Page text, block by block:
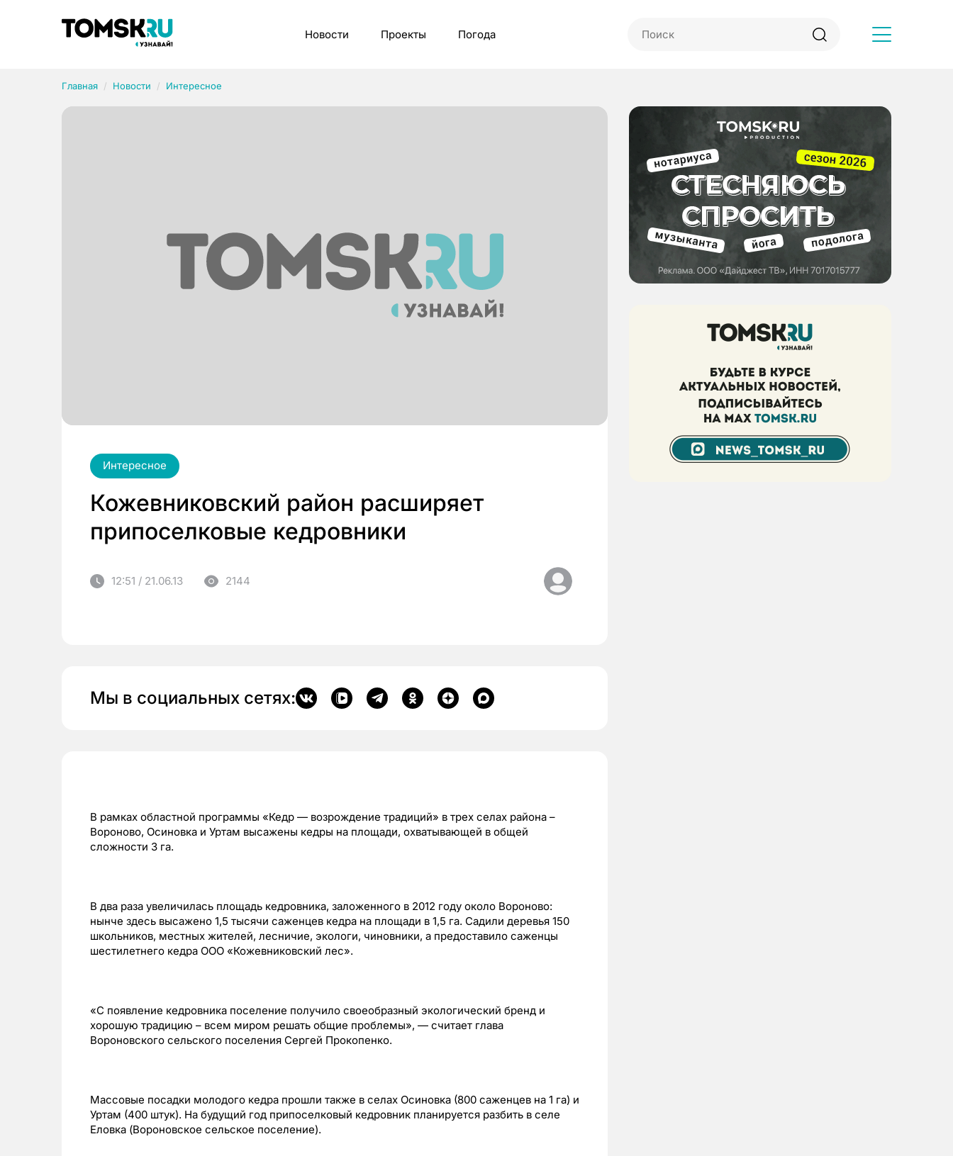
Новости Проекты Погода
Главная Новости Интересное
Интересное
Кожевниковский район расширяет
припоселковые кедровники
12:51 / 21.06.13 2144
Мы в социальных сетях:
В рамках областной программы «Кедр — возрождение традиций» в трех селах района –
Вороново, Осиновка и Уртам высажены кедры на площади, охватывающей в общей
сложности 3 га.
В два раза увеличилась площадь кедровника, заложенного в 2012 году около Вороново:
нынче здесь высажено 1,5 тысячи саженцев кедра на площади в 1,5 га. Садили деревья 150
школьников, местных жителей, лесничие, экологи, чиновники, а предоставило саженцы
шестилетнего кедра ООО «Кожевниковский лес».
«С появление кедровника поселение получило своеобразный экологический бренд и
хорошую традицию – всем миром решать общие проблемы», — считает глава
Вороновского сельского поселения Сергей Прокопенко.
Массовые посадки молодого кедра прошли также в селах Осиновка (800 саженцев на 1 га) и
Уртам (400 штук). На будущий год припоселковый кедровник планируется разбить в селе
Еловка (Вороновское сельское поселение).
Рубрики